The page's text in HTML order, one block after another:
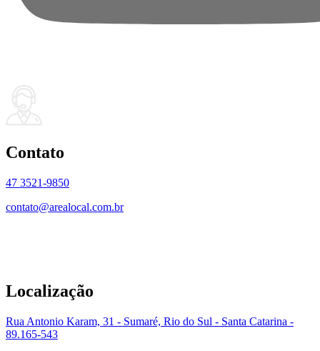
Contato
47 3521-9850
contato@arealocal.com.br
Localização
Rua Antonio Karam, 31 - Sumaré, Rio do Sul - Santa Catarina -
89.165-543